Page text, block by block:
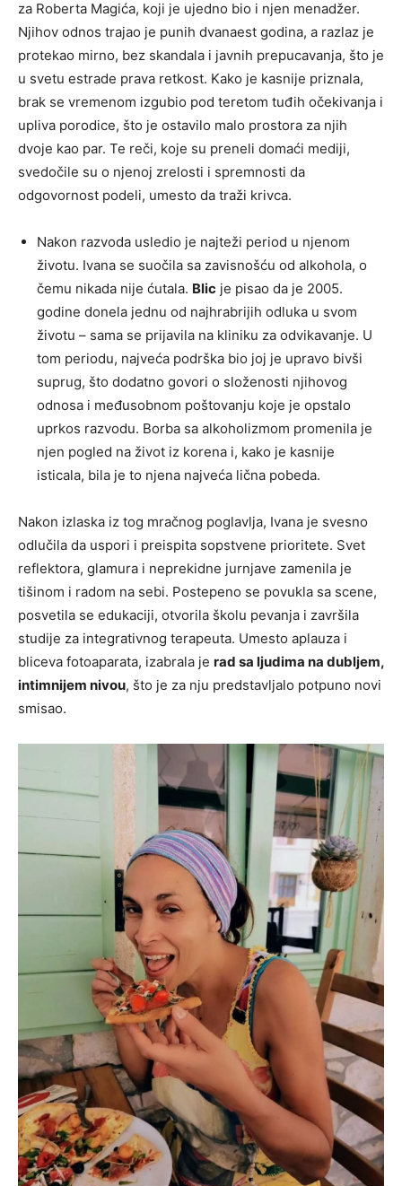
za Roberta Magića, koji je ujedno bio i njen menadžer.
Njihov odnos trajao je punih dvanaest godina, a razlaz je
protekao mirno, bez skandala i javnih prepucavanja, što je
u svetu estrade prava retkost. Kako je kasnije priznala,
brak se vremenom izgubio pod teretom tuđih očekivanja i
upliva porodice, što je ostavilo malo prostora za njih
dvoje kao par. Te reči, koje su preneli domaći mediji,
svedočile su o njenoj zrelosti i spremnosti da
odgovornost podeli, umesto da traži krivca.
Nakon razvoda usledio je najteži period u njenom
životu. Ivana se suočila sa zavisnošću od alkohola, o
čemu nikada nije ćutala. Blic je pisao da je 2005.
godine donela jednu od najhrabrijih odluka u svom
životu – sama se prijavila na kliniku za odvikavanje. U
tom periodu, najveća podrška bio joj je upravo bivši
suprug, što dodatno govori o složenosti njihovog
odnosa i međusobnom poštovanju koje je opstalo
uprkos razvodu. Borba sa alkoholizmom promenila je
njen pogled na život iz korena i, kako je kasnije
isticala, bila je to njena najveća lična pobeda.
Nakon izlaska iz tog mračnog poglavlja, Ivana je svesno
odlučila da uspori i preispita sopstvene prioritete. Svet
reflektora, glamura i neprekidne jurnjave zamenila je
tišinom i radom na sebi. Postepeno se povukla sa scene,
posvetila se edukaciji, otvorila školu pevanja i završila
studije za integrativnog terapeuta. Umesto aplauza i
bliceva fotoaparata, izabrala je rad sa ljudima na dubljem,
intimnijem nivou, što je za nju predstavljalo potpuno novi
smisao.